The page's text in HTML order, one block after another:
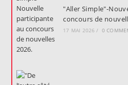
"Aller Simple"-
concours de
17 MAI 2026 / 0